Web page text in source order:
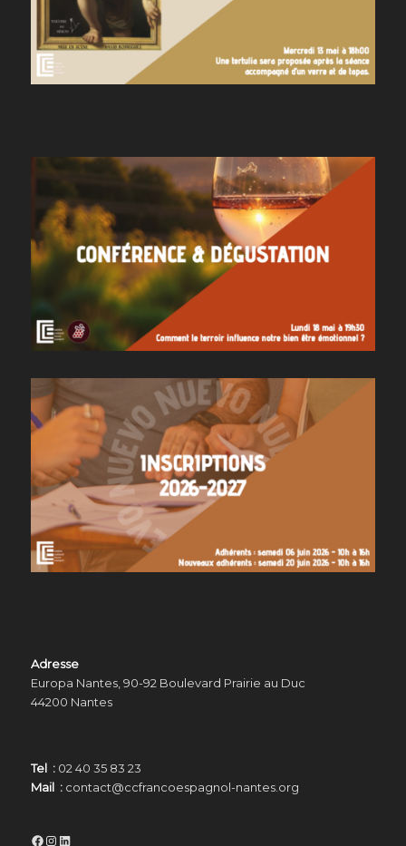
Adresse
Europa Nantes, 90-92 Boulevard Prairie au Duc
44200 Nantes
Tel : 02 40 35 83 23
Mail :contact@ccfrancoespagnol-nantes.org
Facebook
Instagram
LinkedIn